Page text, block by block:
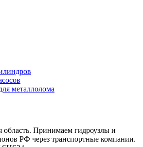
металлолома
область. Принимаем гидроузлы и
РФ через транспортные компании.